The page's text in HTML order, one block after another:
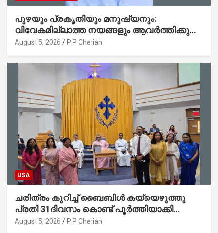
പുഴയും പ്രകൃതിയും മനുഷ്യനും:
വിവേകമില്ലാത്ത നയങ്ങളും ആവർത്തിക്കുന്ന
ദുരന്തങ്ങളും : റവ. ജെയിംസ് കെ.
August 5, 2026 P P Cherian
USA
ചരിത്രം കുറിച്ച് ബൈബിൾ കയ്യെഴുത്തു
പ്രതി 31ദിവസം കൊണ്ട് പൂർത്തിയാക്കി
മാർത്തോമ്മാ ചർച്ച് ഓഫ് ഡാളസ് ഫാർമേഴ്‌സ്
August 5, 2026 P P Cherian